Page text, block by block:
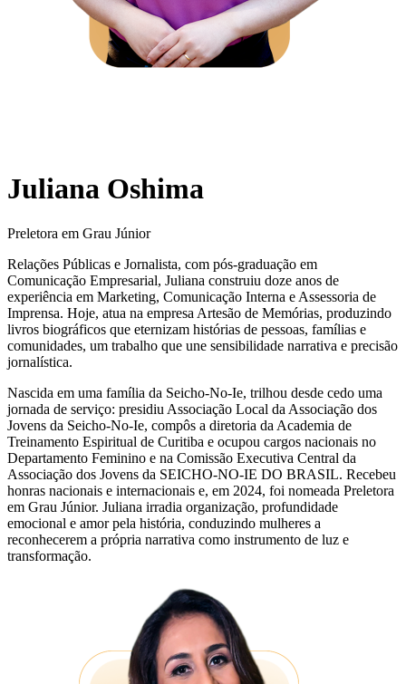
Juliana Oshima
Preletora em Grau Júnior
Relações Públicas e Jornalista, com pós-graduação em
Comunicação Empresarial, Juliana construiu doze anos de
experiência em Marketing, Comunicação Interna e Assessoria de
Imprensa. Hoje, atua na empresa Artesão de Memórias, produzindo
livros biográficos que eternizam histórias de pessoas, famílias e
comunidades, um trabalho que une sensibilidade narrativa e precisão
jornalística.
Nascida em uma família da Seicho-No-Ie, trilhou desde cedo uma
jornada de serviço: presidiu Associação Local da Associação dos
Jovens da Seicho-No-Ie, compôs a diretoria da Academia de
Treinamento Espiritual de Curitiba e ocupou cargos nacionais no
Departamento Feminino e na Comissão Executiva Central da
Associação dos Jovens da SEICHO-NO-IE DO BRASIL. Recebeu
honras nacionais e internacionais e, em 2024, foi nomeada Preletora
em Grau Júnior. Juliana irradia organização, profundidade
emocional e amor pela história, conduzindo mulheres a
reconhecerem a própria narrativa como instrumento de luz e
transformação.